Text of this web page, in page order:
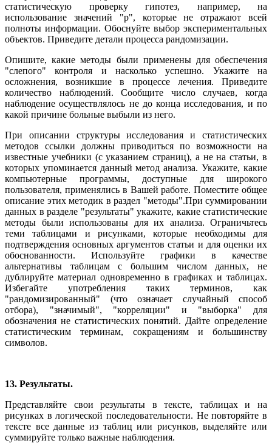
статистическую проверку гипотез, например, на
использование значений "р", которые не отражают всей
полноты информации. Обоснуйте выбор экспериментальных
объектов. Приведите детали процесса рандомизации.
Опишите, какие методы были применены для обеспечения
"слепого" контроля и насколько успешно. Укажите на
осложнения, возникшие в процессе лечения. Приведите
количество наблюдений. Сообщите число случаев, когда
наблюдение осуществлялось не до конца исследования, и по
какой причине больные выбыли из него.
При описании структуры исследования и статистических
методов ссылки должны приводиться по возможности на
известные учебники (с указанием страниц), а не на статьи, в
которых упоминается данный метод анализа. Укажите, какие
компьютерные программы, доступные для широкого
пользователя, применялись в Вашей работе. Поместите общее
описание этих методик в раздел "методы".При суммировании
данных в разделе "результаты" укажите, какие статистические
методы были использованы для их анализа. Ограничьтесь
теми таблицами и рисунками, которые необходимы для
подтверждения основных аргументов статьи и для оценки их
обоснованности. Используйте графики в качестве
альтернативы таблицам с большим числом данных, не
дублируйте материал одновременно в графиках и таблицах.
Избегайте употребления таких терминов, как
"рандомизированный" (что означает случайный способ
отбора), "значимый", "корреляции" и "выборка" для
обозначения не статистических понятий. Дайте определение
статистическим терминам, сокращениям и большинству
символов.
13. Результаты.
Представляйте свои результаты в тексте, таблицах и на
рисунках в логической последовательности. Не повторяйте в
тексте все данные из таблиц или рисунков, выделяйте или
суммируйте только важные наблюдения.